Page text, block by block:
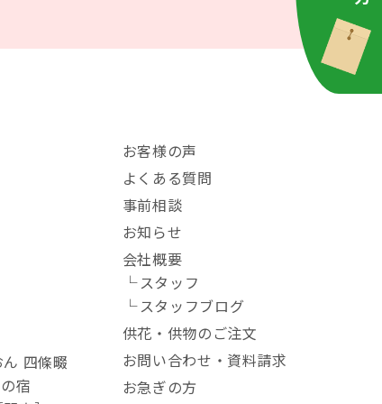
四條畷
宿
お客様の声
よくある質問
事前相談
お知らせ
会社概要
スタッフ
スタッフブログ
供花・供物のご注文
お問い合わせ・資料請求
お急ぎの方